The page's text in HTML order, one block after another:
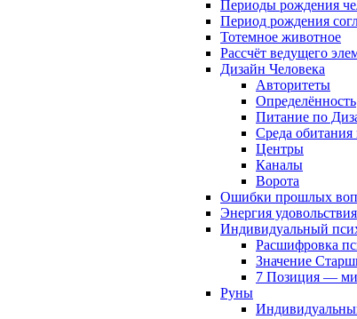
Периоды рождения
Период рождения
Тотемное животное
Рассчёт ведущего
Дизайн Человека
Авторитеты
Определённость
Питание по
Среда обитания
Центры
Каналы
Ворота
Ошибки прошлых
Энергия удовольствия
Индивидуальный
Расшифровка
Значение
7 Позиция —
Руны